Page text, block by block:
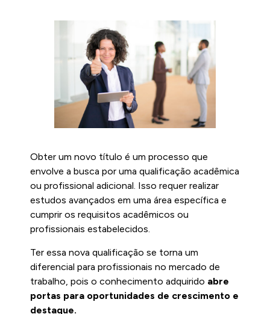
Obter um novo título é um processo que
envolve a busca por uma qualificação acadêmica
ou profissional adicional. Isso requer realizar
estudos avançados em uma área específica e
cumprir os requisitos acadêmicos ou
profissionais estabelecidos.
Ter essa nova qualificação se torna um
diferencial para profissionais no mercado de
trabalho, pois o conhecimento adquirido abre
portas para oportunidades de crescimento e
destaque.